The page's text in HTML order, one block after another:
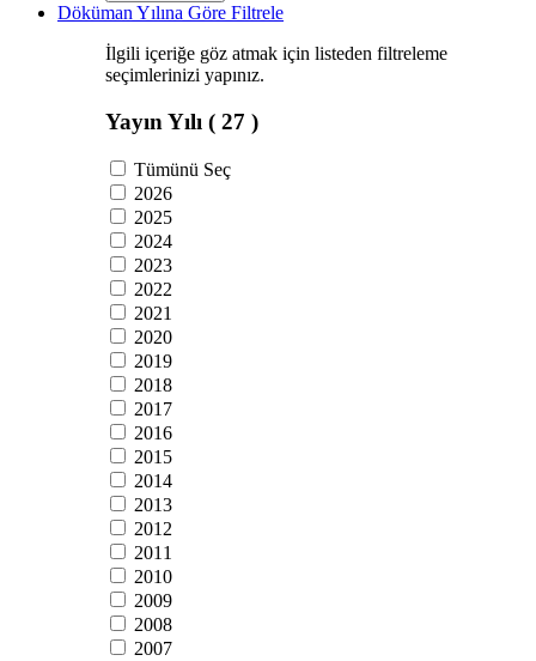
Döküman Yılına Göre Filtrele
İlgili içeriğe göz atmak için listeden filtreleme
seçimlerinizi yapınız.
Yayın Yılı ( 27 )
Tümünü Seç
2026
2025
2024
2023
2022
2021
2020
2019
2018
2017
2016
2015
2014
2013
2012
2011
2010
2009
2008
2007